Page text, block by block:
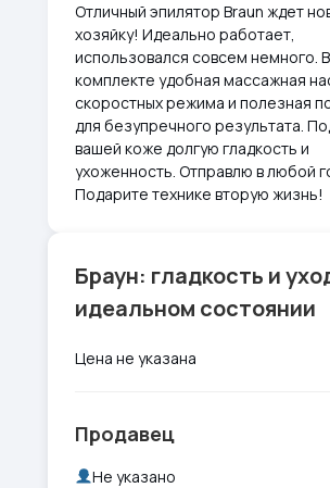
Отличный эпилятор Braun ждет
хозяйку! Идеально работает,
использовался совсем немного. В
комплекте удобная массажная
скоростных режима и полезная
для безупречного результата.
вашей коже долгую гладкость и
ухоженность. Отправлю в любой
Подарите технике вторую жизнь!
Браун: гладкость и
идеальном состоянии
Цена не указана
Продавец
Не указано